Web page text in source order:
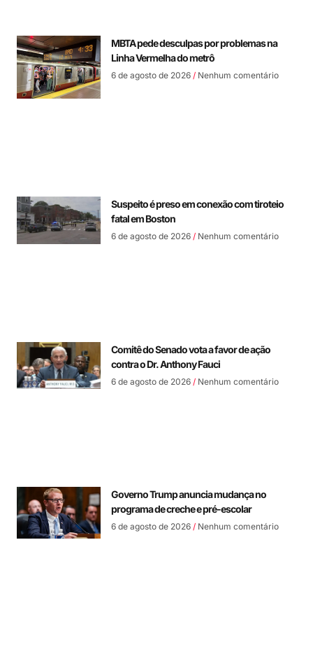
MBTA pede desculpas por problemas na
Linha Vermelha do metrô
6 de agosto de 2026 Nenhum comentário
Suspeito é preso em conexão com tiroteio
fatal em Boston
6 de agosto de 2026 Nenhum comentário
Comitê do Senado vota a favor de ação
contra o Dr. Anthony Fauci
6 de agosto de 2026 Nenhum comentário
Governo Trump anuncia mudança no
programa de creche e pré-escolar
6 de agosto de 2026 Nenhum comentário